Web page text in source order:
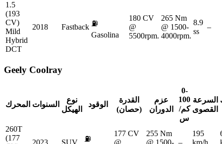
1.5
(193
CV)
Mild
Hybrid
DCT
2018 Fastback ⛽
Gasolina
180 CV
@
5500rpm.
265 Nm
@ 1500-
4000rpm.
8.9
ss
–
Geely Coolray
المحرك السنوات
نوع
الهيكل
الوقود
القدرة
(حصان)
عزم
الدوران
0-
100
كم/
س
السرعة
القصوى
260T
(177
2023 SUV
⛽
177 CV
@
255 Nm
@ 1500- –
195
km/h